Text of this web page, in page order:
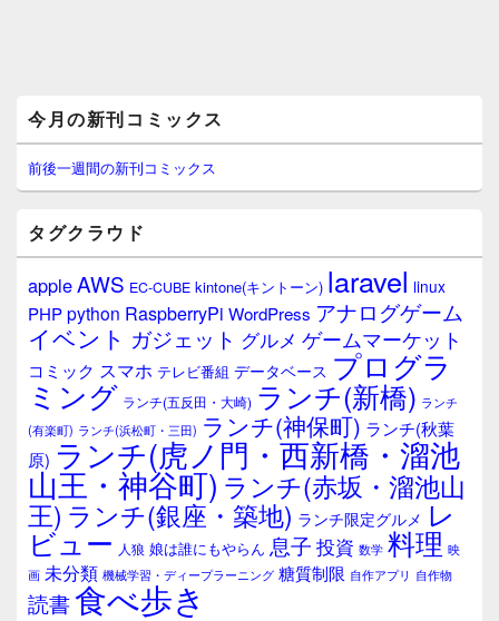
イ
ン
サ
イ
ウ
ィ
ジ
ェ
ア
今月の新刊コミックス
前後一週間の新刊コミックス
タグクラウド
appleAWS EC-CUBE kintone(キントーン) laravel linux
PHPpython RaspberryPi WordPress アナログゲーム
イベント ガジェット グルメ ゲームマーケット
コミック スマホ テレビ番組 データベース プログラ
ミング ランチ(五反田・大崎) ランチ(新橋) ランチ
(有楽町) ランチ(浜松町・三田) ランチ(神保町) ランチ(秋葉
原) ランチ(虎ノ門・西新橋・溜池
山王・神谷町) ランチ(赤坂・溜池山
王) ランチ(銀座・築地) ランチ限定グルメ レ
ビュー 人狼 娘は誰にもやらん 息子 投資 数学 料理 映
画 未分類 機械学習・ディープラーニング 糖質制限 自作アプリ 自作物
読書食べ歩き